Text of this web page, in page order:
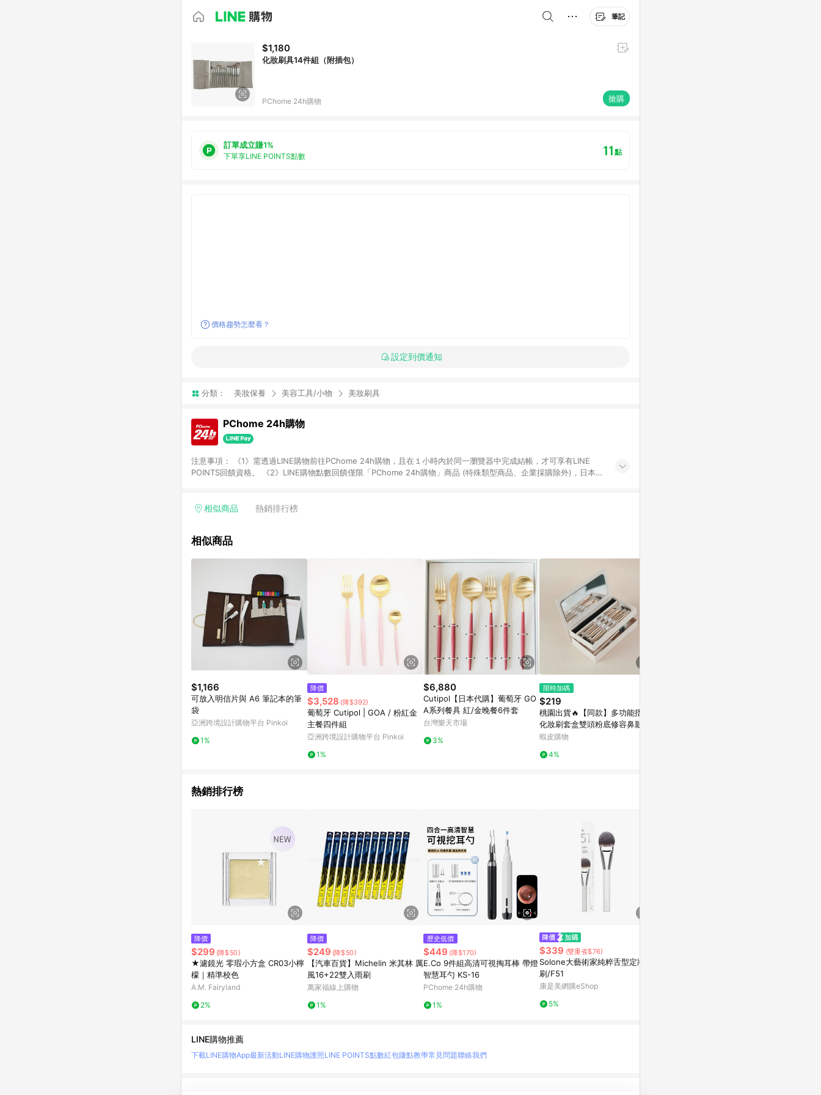
筆記
$1,180
化妝刷具14件組（附插包）
PChome 24h購物 搶購
訂單成立賺1%
下單享LINE POINTS點數 11點
價格趨勢怎麼看？
設定到價通知
分類： 美妝保養 美容工具/小物 美妝刷具
PChome 24h購物
注意事項： 《1》需透過LINE購物前往PChome 24h購物，且在１小時內於同一瀏覽器中完成結帳，才可享有LINE
POINTS回饋資格。 《2》LINE購物點數回饋僅限「PChome 24h購物」商品 (特殊類型商品、企業採購除外)，日本代
PChome儲值商品、企業專區/企業採購、部分指定商品 - 下載軟體、奶粉/副食品、電腦軟體、InComm儲值點數、點
商家訂單頁面標示「LINE回饋」，若無此標示則 不符合回饋LINE POINTS點數資格亦不得使用點數紅包 。 《7》LINE
並依訂單成立時間當下LINE購物所設定的回饋機制為準。 《8》LINE購物為購物資訊整合性平台，商品資料更新會有
時間差，如顯示之商品規格、顏色、價位、贈品與PChome 24h購物銷售網頁不符，以銷售網頁標示為準！
相似商品 熱銷排行榜
相似商品
$1,166
可放入明信片與 A6 筆記本的筆
袋
亞洲跨境設計購物平台 Pinkoi
1%
降價
$3,528 (降$392)
葡萄牙 Cutipol | GOA / 粉紅金
主餐四件組
亞洲跨境設計購物平台 Pinkoi
1%
$6,880
Cutipol【日本代購】葡萄牙 GO
A系列餐具 紅/金晚餐6件套
台灣樂天市場
3%
限時加碼
$219
桃園出貨🔥【同款】多功能摺疊
化妝刷套盒雙頭粉底修容鼻影刷
點彩刷便攜
蝦皮購物
4%
熱銷排行榜
降價
$299 (降$50)
★濾鏡光 零瑕小方盒 CR03小檸
檬｜精準校色
A.M. Fairyland
2%
降價
$249 (降$50)
【汽車百貨】Michelin 米其林 厲
風16+22雙入雨刷
萬家福線上購物
1%
歷史低價
$449 (降$170)
E.Co 9件組高清可視掏耳棒 帶燈
智慧耳勺 KS-16
PChome 24h購物
1%
$339 (雙重省$76)
Solone大藝術家純粹舌型定妝
刷/F51
康是美網購eShop
5%
LINE購物推薦
下載LINE購物App最新活動LINE購物護照LINE POINTS點數紅包賺點教學常見問題聯絡我們